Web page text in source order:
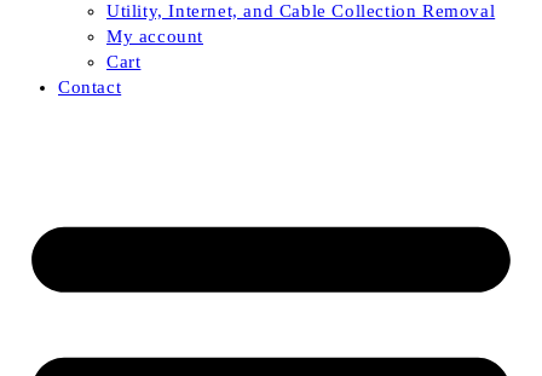
Utility, Internet, and Cable Collection Removal
My account
Cart
Contact